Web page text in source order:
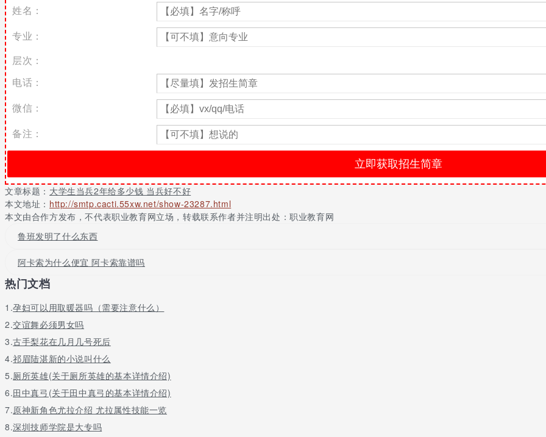
其中：
地方政府补贴——根据地方政府制度不同数额不等，以上海13年入伍大学生士兵为例，2年义务兵到期复员后，上海地方政府发放20万奖
上海交大为例）。但是内陆省份补贴相对很低，或没有。需要看当地地方政策。
部队津贴——义务兵期间每月津贴：第一年约700，第二年约900，2年共约2万。
部队补贴——所在服役部队根据本单位情况发放住房补贴等各种补贴，在士兵复员回家时一次性结清发放，不同单位数额不等。
综 上：
一般来说2年义务兵各种补贴 津贴共约5万 地方政府补贴。
大学当兵怎么样
依法服兵役的都是义务兵。两年兵役期满之后，如果继续留在军队，就转成志愿兵。否则就退役。
在校大学生参军的优惠政策你可以慢慢了解，主要有几点要注意：参军后，退回已经交了的学费，即将你大一的学费退回。并免除以后读
费。然后你报考公务员等企事业单位的话，同等成绩下优先录取。
但有个地方你要注意。你参军后，你的学籍学校只保留两年。两年后，如果你还想要大学毕业证，就必须退役复学，否则学校将注销你的
除非你能在服役期间考上军校，这样你的学籍就会从大学转到军校。但在部队里考军校的优惠政策主要针对大学毕业生，你是在校大学生
中毕业生参军没什么两样。军校可以考，但难度会加大。而且因为你没有大学毕业证，即便考上军校，日后在部队的发展也会受到限制，
大学当兵补贴政策
具体的补贴政策各省的也都有区别。
去年的政策大概是这样，仅做参考。
1、服义务兵役期间发放义务兵津贴，第一年为每月850元，第二年为每月950元。
2、服义务兵役期间，大学生士兵家庭由批准入伍地发放优待金，具体标准为按我省年平均最低工资标准的150%计发;进藏和到新疆艰苦
200%计发。
3、义务兵退出现役后当地人民政府发给一次性经济补助。
姓名：
专业：
层次：
电话：
微信：
备注：
文章标题： 大学生当兵2年给多少钱 当兵好不好
本文地址： http://smtp.cacti.55xw.net/show-23287.html
本文由合作方发布，不代表职业教育网立场，转载联系作者并注明出处：职业教育网
鲁班发明了什么东西
阿卡索为什么便宜 阿卡索靠谱吗
热门文档
1.孕妇可以用取暖器吗（需要注意什么）
2.交谊舞必须男女吗
3.古手梨花在几月几号死后
4.祁眉陆湛新的小说叫什么
5.厕所英雄(关于厕所英雄的基本详情介绍)
6.田中真弓(关于田中真弓的基本详情介绍)
7.原神新角色尤拉介绍 尤拉属性技能一览
8.深圳技师学院是大专吗